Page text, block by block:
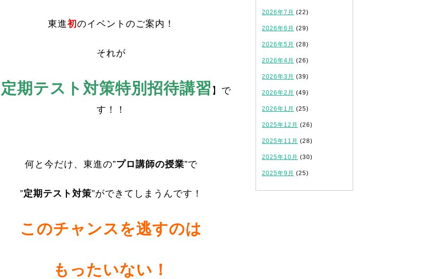
東進初のイベントのご案内！
それが
定期テスト対策特別招待講習 】で
す！！
何と今だけ、東進の”プロ講師の授業”で
”定期テスト対策”ができてしまうんです！
このチャンスを逃すのは
もったいない！
2026年7月 (22)
2026年6月 (29)
2026年5月 (28)
2026年4月 (26)
2026年3月 (39)
2026年2月 (49)
2026年1月 (25)
2025年12月 (26)
2025年11月 (28)
2025年10月 (30)
2025年9月 (25)